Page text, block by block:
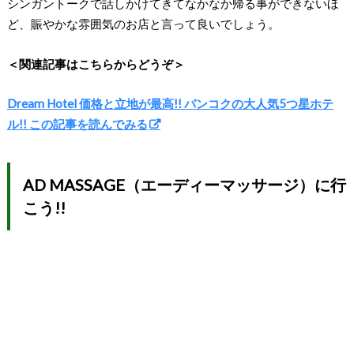
シンガントークで話しかけてきてなかなか帰る事ができないほ
ど、賑やかな雰囲気のお店と言って良いでしょう。
＜関連記事はこちらからどうぞ＞
Dream Hotel 価格と立地が最高!! バンコクの大人気5つ星ホテ
ル!! この記事を読んでみる
AD MASSAGE（エーディーマッサージ）に行
こう!!